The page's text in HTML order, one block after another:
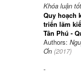
Khóa luận
Quy hoạch
triển lãm
Tân Phú -
Authors:
Ơn (2017)
-